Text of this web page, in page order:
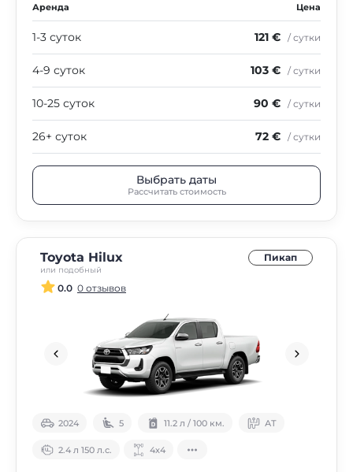
Аренда Цена
1-3 суток 121 € / сутки
4-9 суток 103 € / сутки
10-25 суток 90 € / сутки
26+ суток 72 € / сутки
Выбрать даты
Рассчитать стоимость
Toyota Hilux
или подобный
Пикап
0.0 0 отзывов
2024 5 11.2 л / 100 км. АТ
2.4 л 150 л.с. 4х4